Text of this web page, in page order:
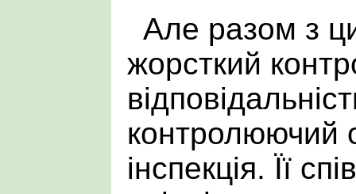
Але разом з
жорсткий
контролюючий
інспекція. Її